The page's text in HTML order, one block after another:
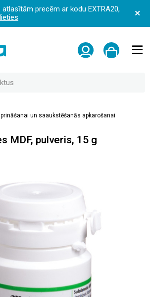
atlasītām precēm ar kodu EXTRA20,
un saaukstēšanās apkarošanai
MDF, pulveris, 15 g